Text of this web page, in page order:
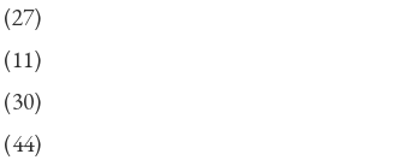
(27)
(11)
(30)
(44)